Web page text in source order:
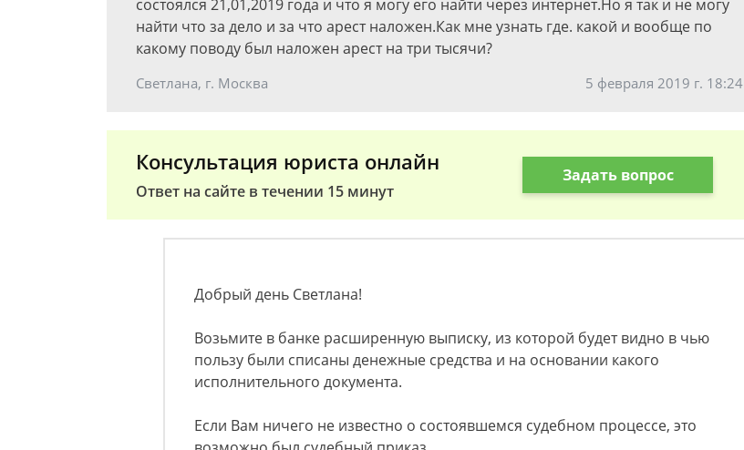
состоялся 21,01,2019 года и что я могу его найти через интернет.Но я так и не могу
найти что за дело и за что арест наложен.Как мне узнать где. какой и вообще по
какому поводу был наложен арест на три тысячи?
Светлана, г. Москва 5 февраля 2019 г. 18:24
Консультация юриста онлайн
Ответ на сайте в течении 15 минут
Задать вопрос
Добрый день Светлана!
Возьмите в банке расширенную выписку, из которой будет видно в чью
пользу были списаны денежные средства и на основании какого
исполнительного документа.
Если Вам ничего не известно о состоявшемся судебном процессе, это